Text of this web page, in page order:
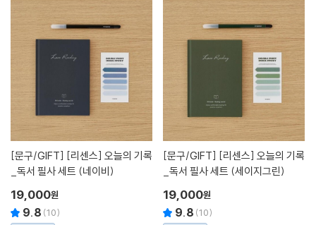
[문구/GIFT]
_독서 필사 세트 (네이비)
19,000원
9.8 (10)
[문구/GIFT]
_독서 필사 세트 (세이지그린)
19,000원
9.8 (10)